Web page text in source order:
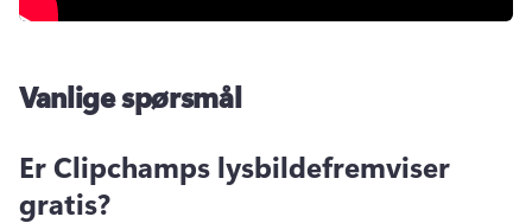
Vanlige spørsmål
Er Clipchamps lysbildefremviser
gratis?